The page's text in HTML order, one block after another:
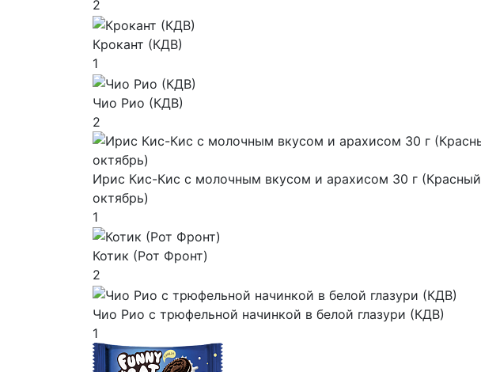
2
Крокант (КДВ)
1
Чио Рио (КДВ)
2
Ирис Кис-Кис с молочным вкусом и арахисом 30 г (Красный
октябрь)
1
Котик (Рот Фронт)
2
Чио Рио с трюфельной начинкой в белой глазури (КДВ)
1